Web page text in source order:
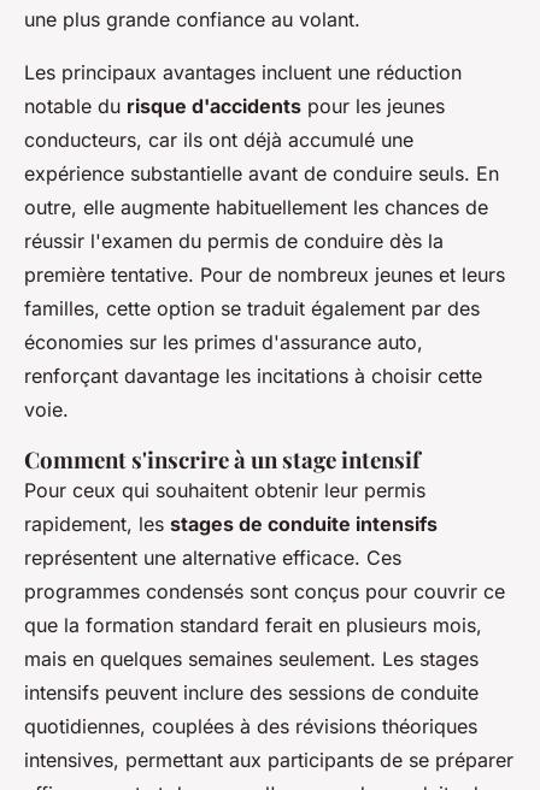
une plus grande confiance au volant.
Les principaux avantages incluent une réduction
notable du risque d'accidents pour les jeunes
conducteurs, car ils ont déjà accumulé une
expérience substantielle avant de conduire seuls. En
outre, elle augmente habituellement les chances de
réussir l'examen du permis de conduire dès la
première tentative. Pour de nombreux jeunes et leurs
familles, cette option se traduit également par des
économies sur les primes d'assurance auto,
renforçant davantage les incitations à choisir cette
voie.
Comment s'inscrire à un stage intensif
Pour ceux qui souhaitent obtenir leur permis
rapidement, les stages de conduite intensifs
représentent une alternative efficace. Ces
programmes condensés sont conçus pour couvrir ce
que la formation standard ferait en plusieurs mois,
mais en quelques semaines seulement. Les stages
intensifs peuvent inclure des sessions de conduite
quotidiennes, couplées à des révisions théoriques
intensives, permettant aux participants de se préparer